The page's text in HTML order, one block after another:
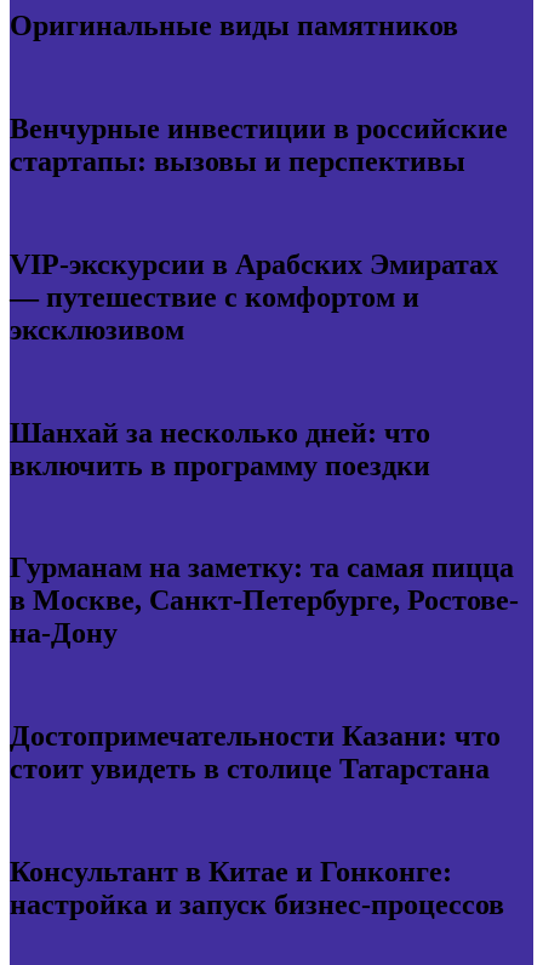
Оригинальные виды памятников
Венчурные инвестиции в российские
стартапы: вызовы и перспективы
VIP-экскурсии в Арабских Эмиратах
— путешествие с комфортом и
эксклюзивом
Шанхай за несколько дней: что
включить в программу поездки
Гурманам на заметку: та самая пицца
в Москве, Санкт-Петербурге, Ростове-
на-Дону
Достопримечательности Казани: что
стоит увидеть в столице Татарстана
Консультант в Китае и Гонконге:
настройка и запуск бизнес-процессов